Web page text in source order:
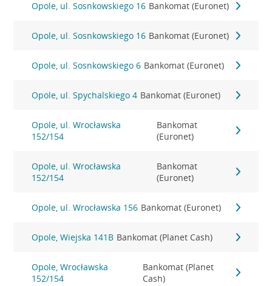
Opole, ul. Sosnkowskiego 16 Bankomat (Euronet)
Opole, ul. Sosnkowskiego 16 Bankomat (Euronet)
Opole, ul. Sosnkowskiego 6 Bankomat (Euronet)
Opole, ul. Spychalskiego 4 Bankomat (Euronet)
Opole, ul. Wrocławska
152/154
Bankomat
(Euronet)
Opole, ul. Wrocławska
152/154
Bankomat
(Euronet)
Opole, ul. Wrocławska 156 Bankomat (Euronet)
Opole, Wiejska 141B Bankomat (Planet Cash)
Opole, Wrocławska
152/154
Bankomat (Planet
Cash)